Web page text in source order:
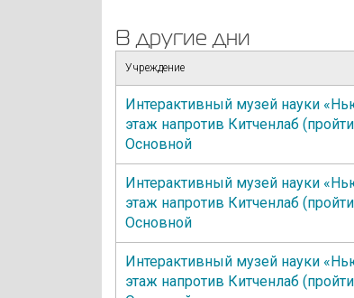
В другие дни
Учреждение
Интерактивный музей науки
этаж напротив Китченлаб
Основной
Интерактивный музей науки
этаж напротив Китченлаб
Основной
Интерактивный музей науки
этаж напротив Китченлаб